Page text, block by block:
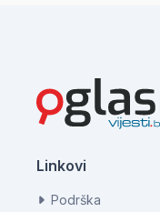
Linkovi
Podrška